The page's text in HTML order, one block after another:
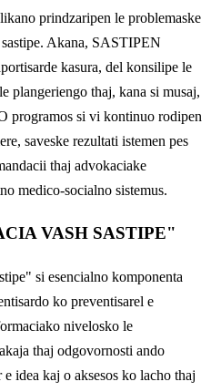
prindzaripen le problemaske
Akana, SASTIPEN
kasura, del konsilipe le
plangeriengo thaj, kana si musaj,
programos si vi kontinuo rodipen
saveske rezultati istemen pes
thaj advokaciake
medico-socialno sistemus.
VASH SASTIPE"
si esencialno komponenta
ko preventisarel e
nivelosko le
thaj odgovornosti ando
idea kaj o aksesos ko lacho thaj